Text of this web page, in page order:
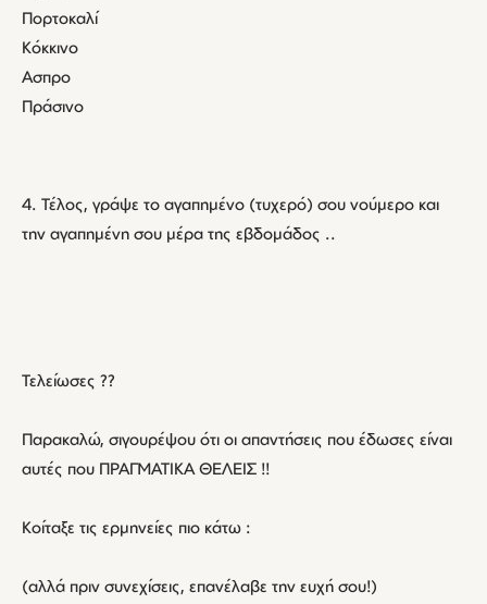
Πορτοκαλί
Κόκκινο
Ασπρο
Πράσινο
4. Τέλος, γράψε το αγαπημένο (τυχερό) σου νούμερο και
την αγαπημένη σου μέρα της εβδομάδος ..
Τελείωσες ??
Παρακαλώ, σιγουρέψου ότι οι απαντήσεις που έδωσες είναι
αυτές που ΠΡΑΓΜΑΤΙΚΑ ΘΕΛΕΙΣ !!
Κοίταξε τις ερμηνείες πιο κάτω :
(αλλά πριν συνεχίσεις, επανέλαβε την ευχή σου!)